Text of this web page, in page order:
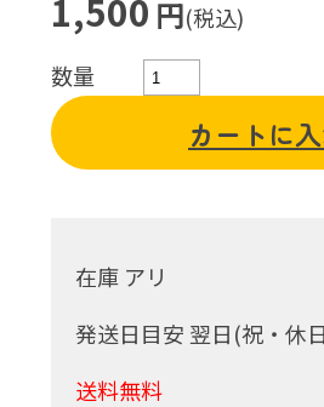
円(税込)
数量
カートに
在庫 アリ
発送日目安 翌日(祝・休
送料無料